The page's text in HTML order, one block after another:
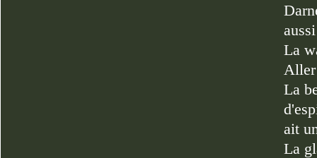
La
La
ait
La